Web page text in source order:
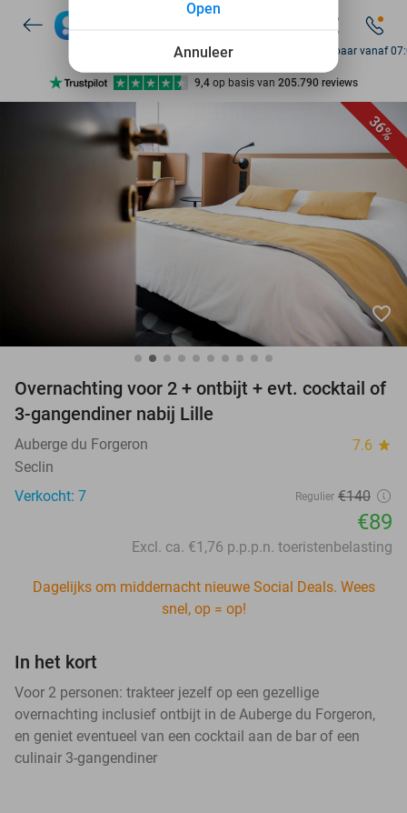
7 dagen per week beschikbaar
10+ miljoen leden
9,4 op basis van 205.790 reviews
7 dagen per week beschikbaar
10+ miljoen leden
Bereikbaar vanaf
36%
favorite_border
Overnachting voor 2 + ontbijt + evt. cocktail of
3-gangendiner nabij Lille
Auberge du Forgeron 7.6 star
Seclin
Verkocht: 7
Regulier €140
€89
Excl. ca. €1,76 p.p.p.n. toeristenbelasting
Dagelijks om middernacht nieuwe Social Deals. Wees
snel, op = op!
In het kort
Voor 2 personen: trakteer jezelf op een gezellige
overnachting inclusief ontbijt in de Auberge du Forgeron,
en geniet eventueel van een cocktail aan de bar of een
culinair 3-gangendiner
Annuleer
Open